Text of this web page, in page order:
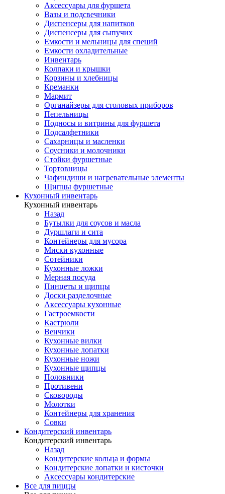
Аксессуары для фуршета
Вазы и подсвечники
Диспенсеры для напитков
Диспенсеры для сыпучих
Емкости и мельницы для специй
Емкости охладительные
Инвентарь
Колпаки и крышки
Корзины и хлебницы
Креманки
Мармит
Органайзеры для столовых приборов
Пепельницы
Подносы и витрины для фуршета
Подсалфетники
Сахарницы и масленки
Соусники и молочники
Стойки фуршетные
Тортовницы
Чафиндиши и нагревательные элементы
Щипцы фуршетные
Кухонный инвентарь
Кухонный инвентарь
Назад
Бутылки для соусов и масла
Дуршлаги и сита
Контейнеры для мусора
Миски кухонные
Сотейники
Кухонные ложки
Мерная посуда
Пинцеты и щипцы
Доски разделочные
Аксессуары кухонные
Гастроемкости
Кастрюли
Венчики
Кухонные вилки
Кухонные лопатки
Кухонные ножи
Кухонные щипцы
Половники
Противени
Сковороды
Молотки
Контейнеры для хранения
Совки
Кондитерский инвентарь
Кондитерский инвентарь
Назад
Кондитерские кольца и формы
Кондитерские лопатки и кисточки
Аксессуары кондитерские
Все для пиццы